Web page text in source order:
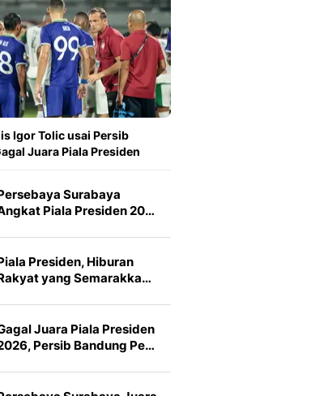
Igor Tolic usai Persib
Juara Piala Presiden
Surabaya
Piala Presiden 20…
Presiden, Hiburan
yang Semarakka…
Juara Piala Presiden
Persib Bandung Pe…